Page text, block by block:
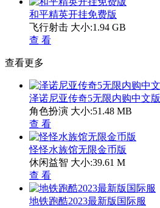
和平精英开挂免费版
飞行射击 大小:1.94 GB
查 看
查看更多
泽诺尼亚传奇5无限内购中文版
角色扮演 大小:51.48 MB
查 看
怪怪水族馆无限金币版
休闲益智 大小:39.61 M
查 看
地铁跑酷2023最新版国际服